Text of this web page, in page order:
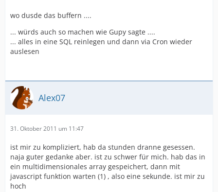
wo dusde das buffern ....
... würds auch so machen wie Gupy sagte ....
... alles in eine SQL reinlegen und dann via Cron wieder
auslesen
Alex07
31. Oktober 2011 um 11:47
ist mir zu kompliziert, hab da stunden dranne gesessen.
naja guter gedanke aber. ist zu schwer für mich. hab das in
ein multidimensionales array gespeichert, dann mit
javascript funktion warten (1) , also eine sekunde. ist mir zu
hoch